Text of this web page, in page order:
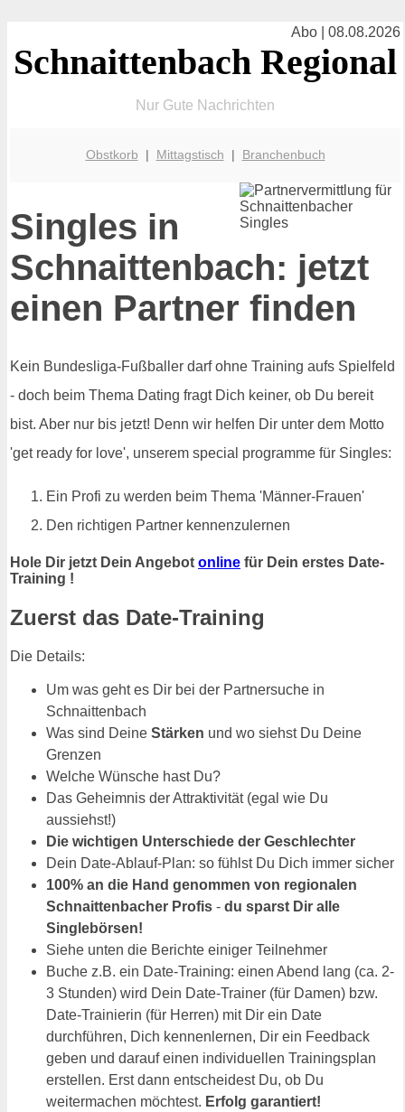
Abo | 08.08.2026
Schnaittenbach Regional
Nur Gute Nachrichten
Obstkorb | Mittagstisch | Branchenbuch
Singles in
Schnaittenbach: jetzt
einen Partner finden
Kein Bundesliga-Fußballer darf ohne Training aufs Spielfeld
- doch beim Thema Dating fragt Dich keiner, ob Du bereit
bist. Aber nur bis jetzt! Denn wir helfen Dir unter dem Motto
'get ready for love', unserem special programme für Singles:
Ein Profi zu werden beim Thema 'Männer-Frauen'
Den richtigen Partner kennenzulernen
Hole Dir jetzt Dein Angebot online für Dein erstes Date-
Training !
Zuerst das Date-Training
Die Details:
Um was geht es Dir bei der Partnersuche in
Schnaittenbach
Was sind Deine Stärken und wo siehst Du Deine
Grenzen
Welche Wünsche hast Du?
Das Geheimnis der Attraktivität (egal wie Du
aussiehst!)
Die wichtigen Unterschiede der Geschlechter
Dein Date-Ablauf-Plan: so fühlst Du Dich immer sicher
100% an die Hand genommen von regionalen
Schnaittenbacher Profis - du sparst Dir alle
Singlebörsen!
Siehe unten die Berichte einiger Teilnehmer
Buche z.B. ein Date-Training: einen Abend lang (ca. 2-
3 Stunden) wird Dein Date-Trainer (für Damen) bzw.
Date-Trainierin (für Herren) mit Dir ein Date
durchführen, Dich kennenlernen, Dir ein Feedback
geben und darauf einen individuellen Trainingsplan
erstellen. Erst dann entscheidest Du, ob Du
weitermachen möchtest. Erfolg garantiert!